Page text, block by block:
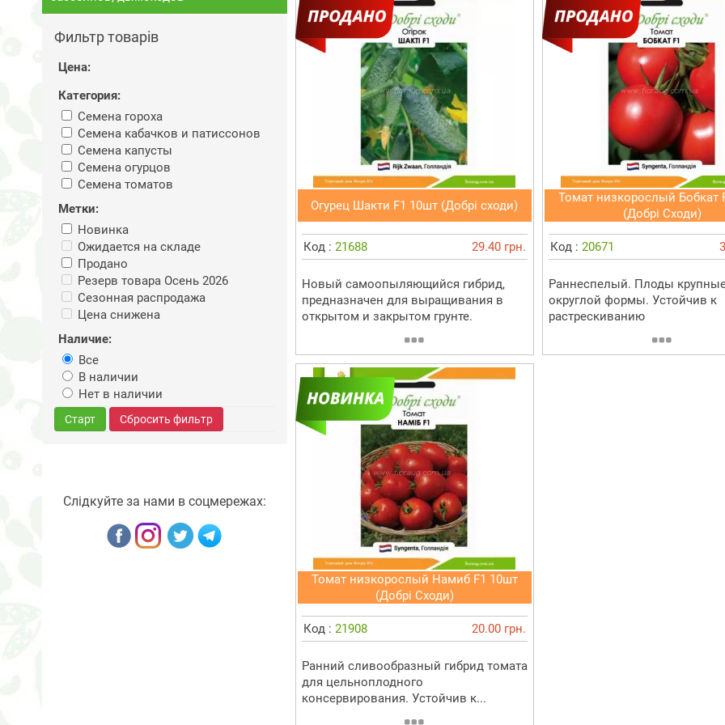
Фильтр товарів
Цена:
Категория:
Семена гороха
Семена кабачков и патиссонов
Семена капусты
Семена огурцов
Семена томатов
Метки:
Новинка
Ожидается на складе
Продано
Резерв товара Осень 2026
Сезонная распродажа
Цена снижена
Наличие:
Все
В наличии
Нет в наличии
Старт Сбросить фильтр
Слідкуйте за нами в соцмережах:
Огурец Шакти F1 10шт (Добрі сходи)
Код : 21688 29.40 грн.
Новый самоопыляющийся гибрид,
предназначен для выращивания в
открытом и закрытом грунте.
Томат низкорослый Бобкат
(Добрі Сходи)
Код :20671
Раннеспелый. Плоды
округлой формы. Устойчив к
растрескиванию
Томат низкорослый Намиб F1 10шт
(Добрі Сходи)
Код : 21908 20.00 грн.
Ранний сливообразный гибрид томата
для цельноплодного
консервирования. Устойчив к...